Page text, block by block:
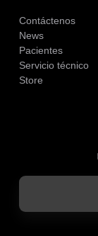
Contáctenos
News
Pacientes
Servicio técnico
Store